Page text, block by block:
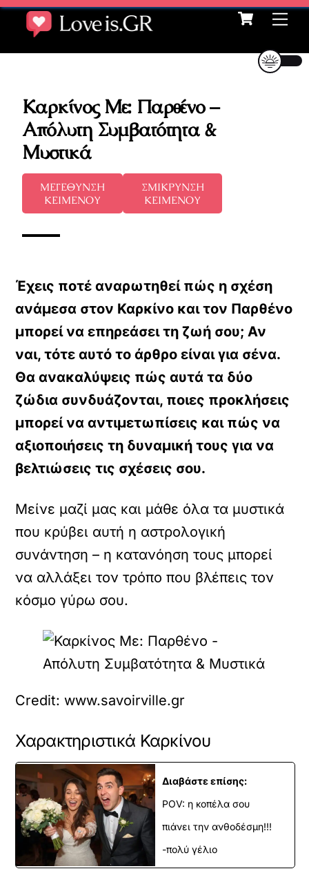
Skip
content
Cart
Καρκίνος Με: Παρθένο –
Απόλυτη Συμβατότητα &
Μυστικά
ΜΕΓΕΘΥΝΣΗ
ΚΕΙΜΕΝΟΥ
ΣΜΙΚΡΥΝΣΗ
ΚΕΙΜΕΝΟΥ
Έχεις ποτέ αναρωτηθεί πώς η σχέση
ανάμεσα στον Καρκίνο και τον Παρθένο
μπορεί να επηρεάσει τη ζωή σου; Αν
ναι, τότε αυτό το άρθρο είναι για σένα.
Θα ανακαλύψεις πώς αυτά τα δύο
ζώδια συνδυάζονται, ποιες προκλήσεις
μπορεί να αντιμετωπίσεις και πώς να
αξιοποιήσεις τη δυναμική τους για να
βελτιώσεις τις σχέσεις σου.
Μείνε μαζί μας και μάθε όλα τα μυστικά
που κρύβει αυτή η αστρολογική
συνάντηση – η κατανόηση τους μπορεί
να αλλάξει τον τρόπο που βλέπεις τον
κόσμο γύρω σου.
Credit: www.savoirville.gr
Χαρακτηριστικά Καρκίνου
Διαβάστε επίσης:
POV: η κοπέλα σου
πιάνει την ανθοδέσμη!!!
-πολύ γέλιο